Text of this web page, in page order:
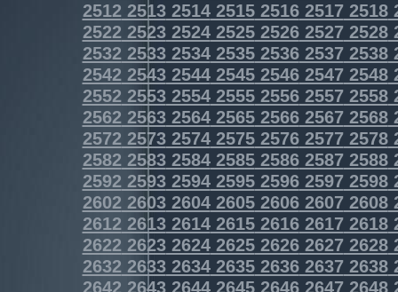
2512251325142515251625172518
2522252325242525252625272528
2532253325342535253625372538
2542254325442545254625472548
2552255325542555255625572558
2562256325642565256625672568
2572257325742575257625772578
2582258325842585258625872588
2592259325942595259625972598
2602260326042605260626072608
2612261326142615261626172618
2622262326242625262626272628
2632263326342635263626372638
2642264326442645264626472648